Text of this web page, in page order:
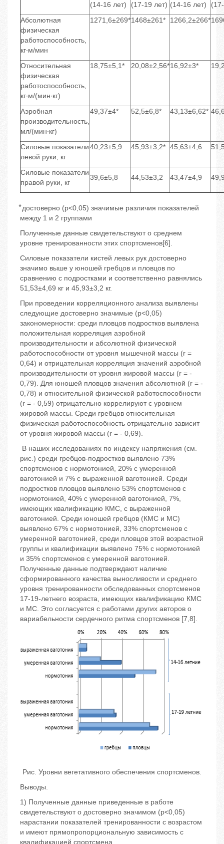
(14-16 лет)
(17-19 лет) (14-16 лет)
Абсолютная
физическая
работоспособность,
кг∙м/мин
1271,6±269*1468±261* 1266,2±266*
Относительная
физическая
работоспособность,
кг∙м/(мин∙кг)
18,75±5,1* 20,08±2,56*16,92±3*
Аэробная
производительность,
мл/(мин∙кг)
49,37±4* 52,5±6,8* 43,13±6,62*
Силовые показатели
левой руки, кг
40,23±5,9 45,93±3,2* 45,63±4,6
Силовые показатели
правой руки, кг
39,6±5,8 44,53±3,2 43,47±4,9
⃰ достоверно (р<0,05) значимые различия показателей
между 1 и 2 группами
Полученные данные свидетельствуют о среднем
уровне тренированности этих спортсменов[6].
Силовые показатели кистей левых рук достоверно
значимо выше у юношей гребцов и пловцов по
сравнению с подростками и соответственно равнялись
51,53±4,69 кг и 45,93±3,2 кг.
При проведении корреляционного анализа выявлены
следующие достоверно значимые (р<0,05)
закономерности: среди пловцов подростков выявлена
положительная корреляция аэробной
производительности и абсолютной физической
работоспособности от уровня мышечной массы (r =
0,64) и отрицательная корреляция значений аэробной
производительности от уровня жировой массы (r = -
0,79). Для юношей пловцов значения абсолютной (r = -
0,78) и относительной физической работоспособности
(r = - 0,59) отрицательно коррелируют с уровнем
жировой массы. Среди гребцов относительная
физическая работоспособность отрицательно зависит
от уровня жировой массы (r = - 0,69).
В наших исследованиях по индексу напряжения (см.
рис.) среди гребцов-подростков выявлено 73%
спортсменов с нормотонией, 20% с умеренной
ваготонией и 7% с выраженной ваготонией. Среди
подростков пловцов выявлено 53% спортсменов с
нормотонией, 40% с умеренной ваготонией, 7%,
имеющих квалификацию КМС, с выраженной
ваготонией. Среди юношей гребцов (КМС и МС)
выявлено 67% с нормотонией, 33% спортсменов с
умеренной ваготонией, среди пловцов этой возрастной
группы и квалификации выявлено 75% с нормотонией
и 35% спортсменов с умеренной ваготонией.
Полученные данные подтверждают наличие
сформированного качества выносливости и среднего
уровня тренированности обследованных спортсменов
17-19-летнего возраста, имеющих квалификацию КМС
и МС. Это согласуется с работами других авторов о
вариабельности сердечного ритма спортсменов [7,8].
Рис. Уровни вегетативного обеспечения спортсменов.
Выводы.
1) Полученные данные приведенные в работе
свидетельствуют о достоверно значимом (р<0,05)
нарастании показателей тренированности с возрастом
и имеют прямопропорциональную зависимость с
квалификацией спортсмена.